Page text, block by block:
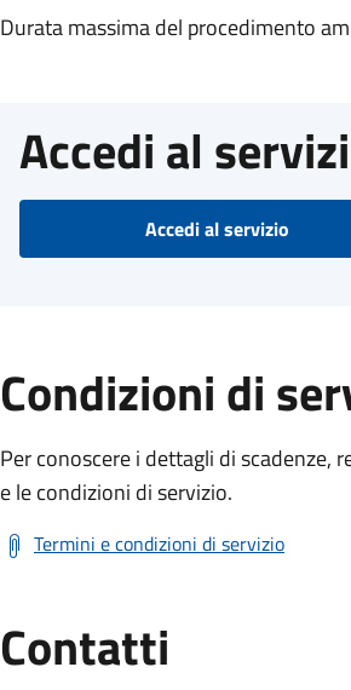
Durata massima del procedimento
Accedi al
Accedi al servizio
Condizioni di
Per conoscere i dettagli di
e le condizioni di servizio.
Termini e condizioni di servizio
Contatti